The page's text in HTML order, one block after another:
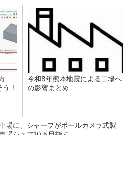
！
令和8年熊本地震による工場へ
の影響まとめ
場に、シャープがポールカメラ式製
場シェア10％目指す